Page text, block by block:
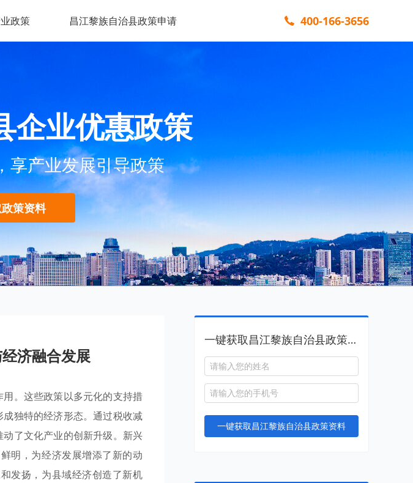
政策 昌江黎族自治县政策申请 400-166-3656
企业优惠政策
享产业发展引导政策
策资料
济融合发展
。这些政策以多元化的支持措
独特的经济形态。通过税收减
了文化产业的创新升级。新兴
明，为经济发展增添了新的动
发扬，为县域经济创造了新机
一键获取昌江黎族自治县政策资料
一键获取昌江黎族自治县政策资料